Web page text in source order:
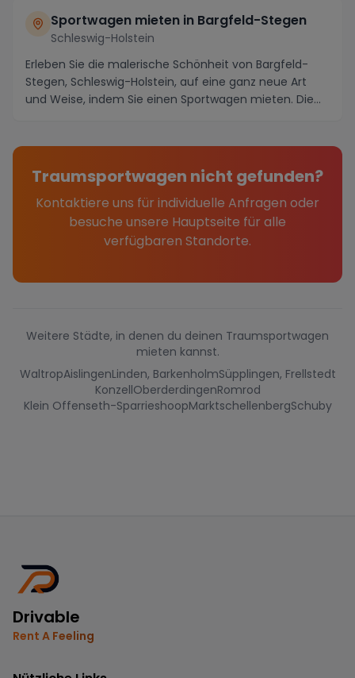
Sportwagen mieten in Bargfeld-Stegen
Schleswig-Holstein
Erleben Sie die malerische Schönheit von Bargfeld-
Stegen, Schleswig-Holstein, auf eine ganz neue Art
und Weise, indem Sie einen Sportwagen mieten. Die...
Traumsportwagen nicht gefunden?
Kontaktiere uns für individuelle Anfragen oder
besuche unsere Hauptseite für alle
verfügbaren Standorte.
Weitere Städte, in denen du deinen Traumsportwagen
mieten kannst.
WaltropAislingenLinden, BarkenholmSüpplingen, Frellstedt
KonzellOberderdingenRomrod
Klein Offenseth-SparrieshoopMarktschellenbergSchuby
Drivable
Rent A Feeling